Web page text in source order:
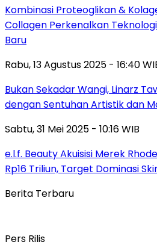
Kombinasi Proteoglikan &
Collagen Perkenalkan
Baru
Rabu, 13 Agustus 2025 - 16:40
Bukan Sekadar Wangi, Linarz
dengan Sentuhan Artistik dan
Sabtu, 31 Mei 2025 - 10:16 WIB
e.l.f. Beauty Akuisisi Merek
Rp16 Triliun, Target Dominasi
Berita Terbaru
Pers Rilis